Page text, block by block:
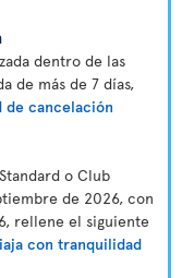
dentro de las
de más de 7 días,
de cancelación
o Club
de 2026, con
rellene el siguiente
con tranquilidad